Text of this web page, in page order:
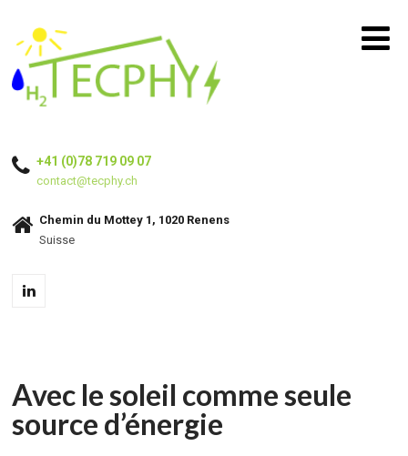
+41 (0)78 719 09 07
contact@tecphy.ch
Chemin du Mottey 1, 1020 Renens
Suisse
Avec le soleil comme seule
source d’énergie